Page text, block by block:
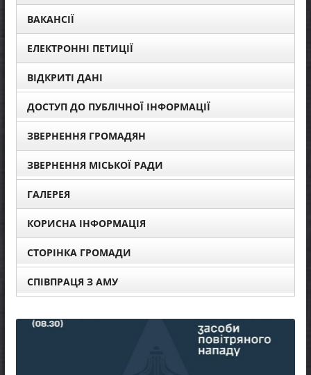
ВАКАНСІЇ
ЕЛЕКТРОННІ ПЕТИЦІЇ
ВІДКРИТІ ДАНІ
ДОСТУП ДО ПУБЛІЧНОЇ ІНФОРМАЦІЇ
ЗВЕРНЕННЯ ГРОМАДЯН
ЗВЕРНЕННЯ МІСЬКОЇ РАДИ
ГАЛЕРЕЯ
КОРИСНА ІНФОРМАЦІЯ
СТОРІНКА ГРОМАДИ
СПІВПРАЦЯ З АМУ